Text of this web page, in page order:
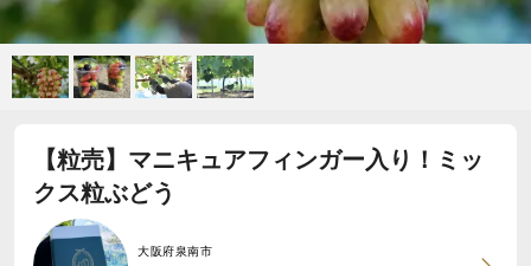
【粒売】マニキュアフィンガー入り！ミッ
クス粒ぶどう
大阪府泉南市